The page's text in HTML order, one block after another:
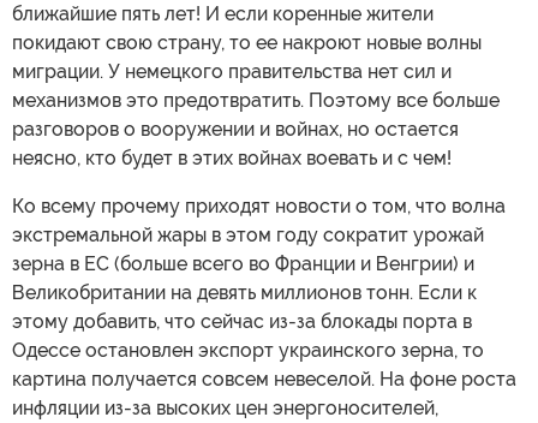
ближайшие пять лет! И если коренные жители
покидают свою страну, то ее накроют новые волны
миграции. У немецкого правительства нет сил и
механизмов это предотвратить. Поэтому все больше
разговоров о вооружении и войнах, но остается
неясно, кто будет в этих войнах воевать и с чем!
Ко всему прочему приходят новости о том, что волна
экстремальной жары в этом году сократит урожай
зерна в ЕС (больше всего во Франции и Венгрии) и
Великобритании на девять миллионов тонн. Если к
этому добавить, что сейчас из-за блокады порта в
Одессе остановлен экспорт украинского зерна, то
картина получается совсем невеселой. На фоне роста
инфляции из-за высоких цен энергоносителей,